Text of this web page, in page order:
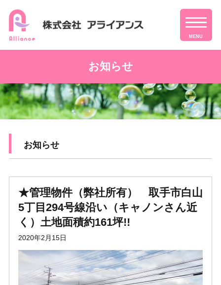
MENU
お知らせ
お知らせ
★管理物件（弊社所有） 取手市白山
5丁目294号線沿い（キャノンさん近
く）土地面積約161坪!!
2020年2月15日